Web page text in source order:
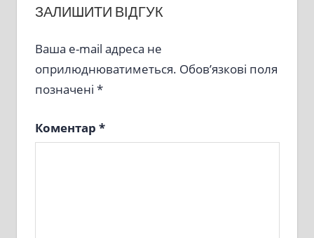
ЗАЛИШИТИ ВІДГУК
Ваша e-mail адреса не
оприлюднюватиметься. Обов’язкові поля
позначені *
Коментар *